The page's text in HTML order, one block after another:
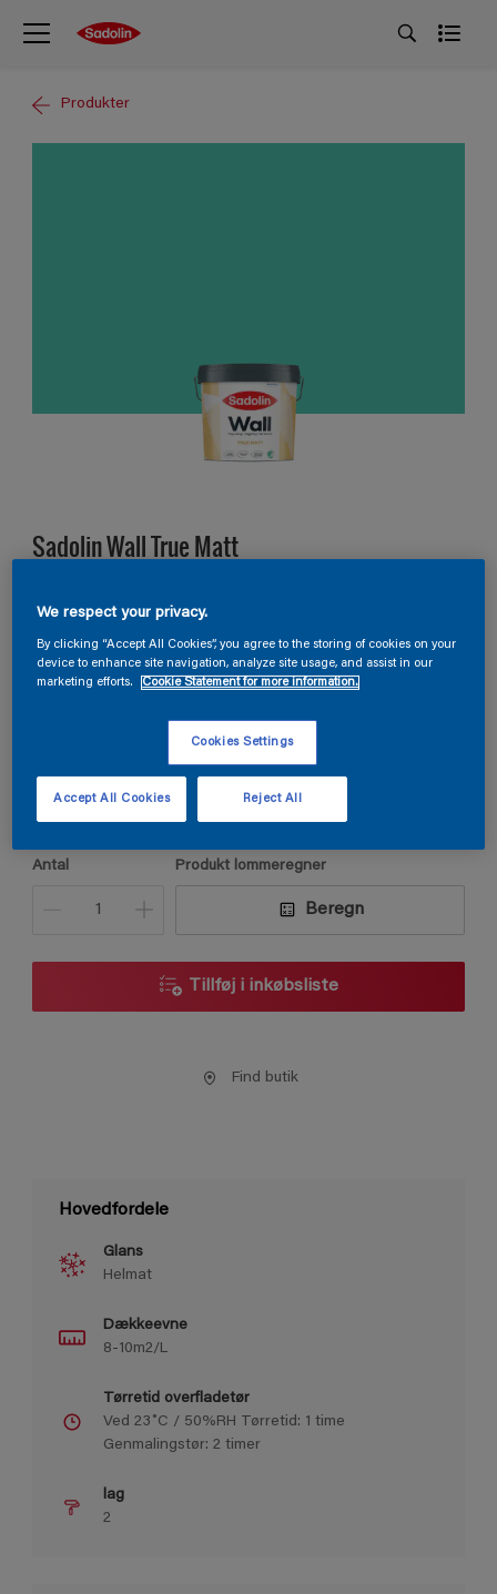
Produkter
Sadolin Wall True Matt
N0.31.67
2,5L 5L
Antal Produkt lommeregner
Beregn
Tillføj i inkøbsliste
Find butik
Hovedfordele
Glans
Helmat
Dækkeevne
8-10m2/L
Tørretid overfladetør
Ved 23˚C / 50%RH Tørretid: 1 time
Genmalingstør: 2 timer
lag
2
We respect your privacy.
By clicking “Accept All Cookies”, you agree to the storing of cookies on your
device to enhance site navigation, analyze site usage, and assist in our
marketing efforts.
Cookie Statement for more information.
Cookies Settings
Reject All
Accept All Cookies